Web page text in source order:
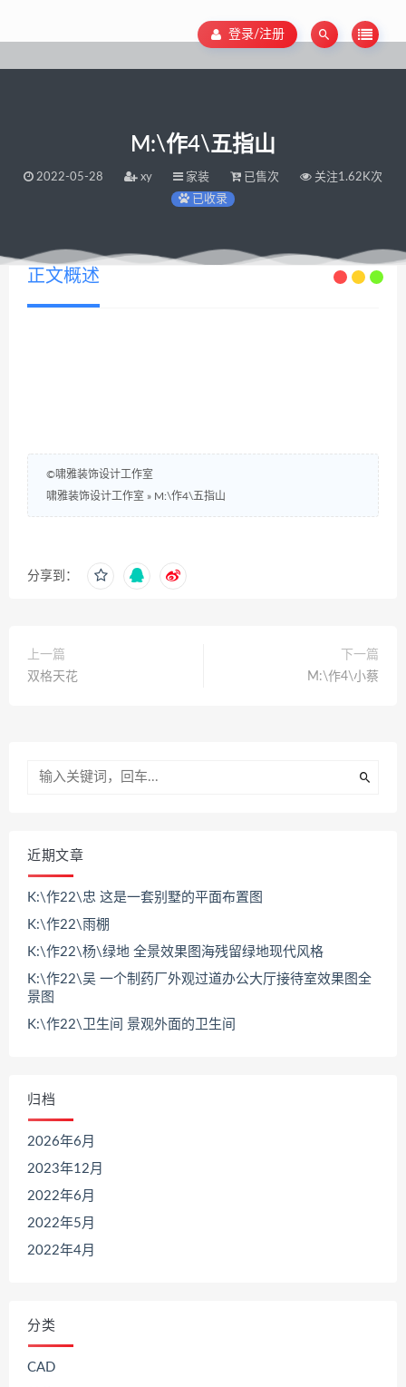
登录/注册
M:\作4\五指山
2022-05-28 xy 家装 已售次
关注1.62K次
已收录
正文概述
©啸雅装饰设计工作室
啸雅装饰设计工作室 » M:\作4\五指山
分享到：
上一篇
双格天花
下一篇
M:\作4\小蔡
近期文章
K:\作22\忠 这是一套别墅的平面布置图
K:\作22\雨棚
K:\作22\杨\绿地 全景效果图海残留绿地现代风格
K:\作22\吴 一个制药厂外观过道办公大厅接待室效果图全
景图
K:\作22\卫生间 景观外面的卫生间
归档
2026年6月
2023年12月
2022年6月
2022年5月
2022年4月
分类
CAD